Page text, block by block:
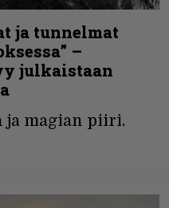
ja tunnelmat
–
julkaistaan
ja magian piiri.